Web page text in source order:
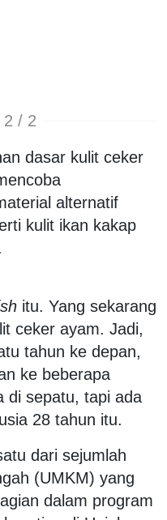
2 / 2
dasar kulit ceker
alternatif
kulit ikan kakap
itu. Yang sekarang
ceker ayam. Jadi,
tahun ke depan,
ke beberapa
di sepatu, tapi ada
28 tahun itu.
dari sejumlah
(UMKM) yang
dalam program